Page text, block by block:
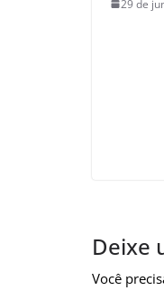
29 de
Deixe
Você